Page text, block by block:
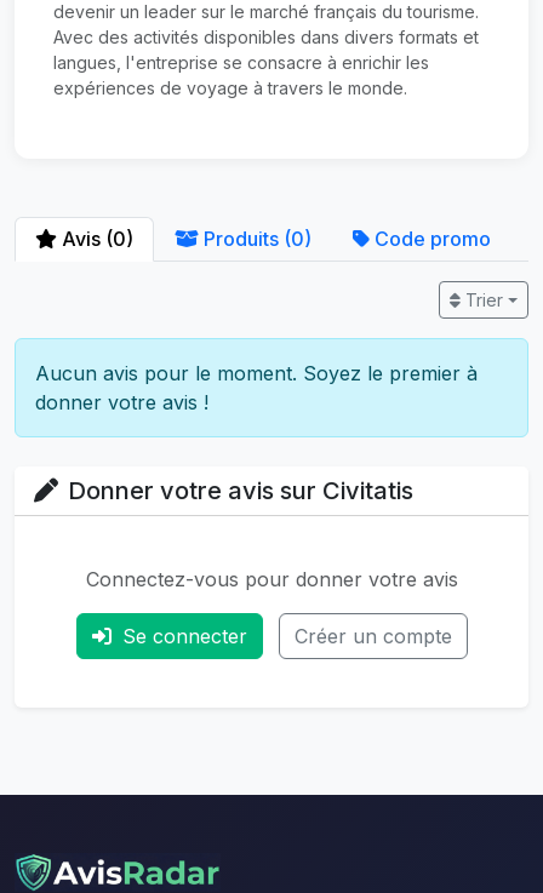
devenir un leader sur le marché français du tourisme.
Avec des activités disponibles dans divers formats et
langues, l'entreprise se consacre à enrichir les
expériences de voyage à travers le monde.
Avis (0) Produits (0) Code promo
Trier
Aucun avis pour le moment. Soyez le premier à
donner votre avis !
Donner votre avis sur Civitatis
Connectez-vous pour donner votre avis
Se connecter Créer un compte